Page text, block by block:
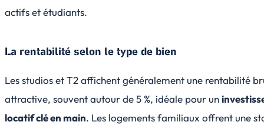
actifs et étudiants.
La rentabilité selon le type de bien
Les studios et T2 affichent généralement une rentabilité
attractive, souvent autour de 5 %, idéale pour un
locatif clé en main. Les logements familiaux offrent une